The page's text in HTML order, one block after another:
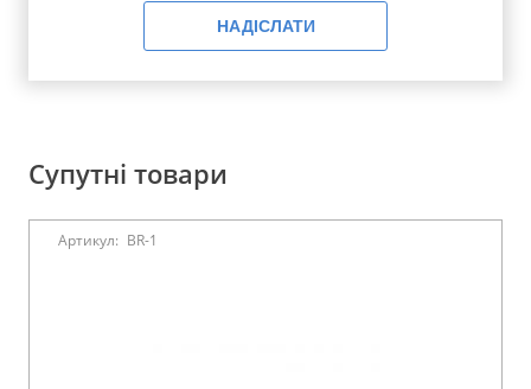
НАДІСЛАТИ
Супутні товари
Артикул: BR-1